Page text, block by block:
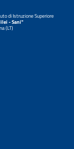
di Istruzione Superiore
- Sani"
(LT)